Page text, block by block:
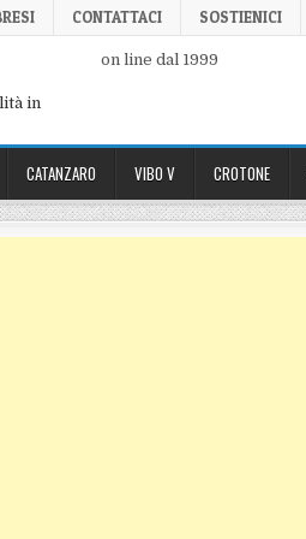
CONTATTACI SOSTIENICI
in
on line dal 1999
CATANZARO VIBO V CROTONE